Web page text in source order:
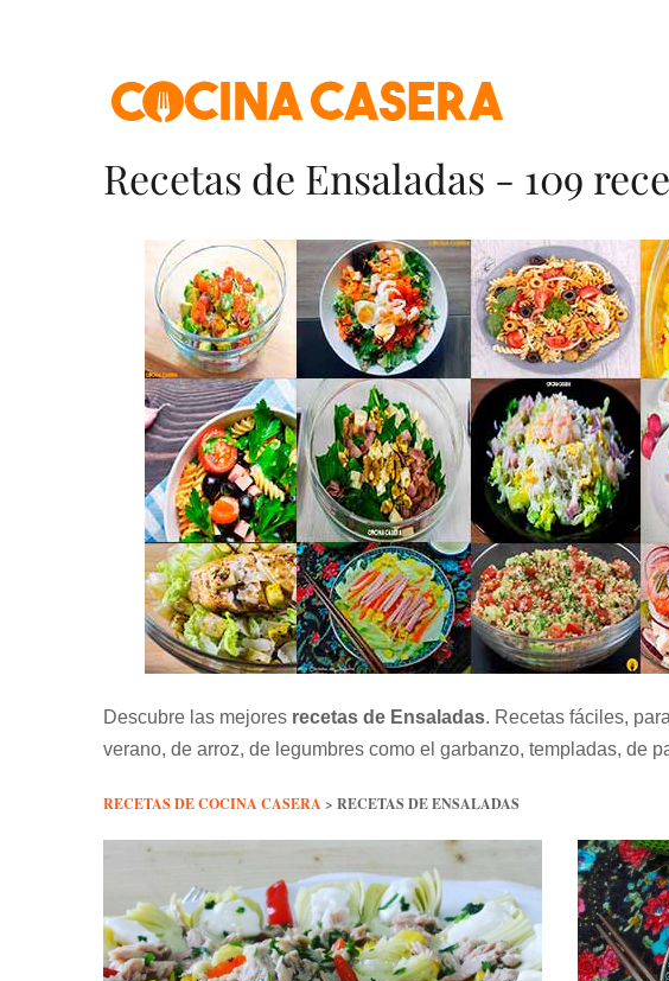
Recetas de Ensaladas - 109
Descubre las mejores recetas de Ensaladas. Recetas fáciles,
verano, de arroz, de legumbres como el garbanzo, templadas, de
RECETAS DE COCINA CASERA > RECETAS DE ENSALADAS